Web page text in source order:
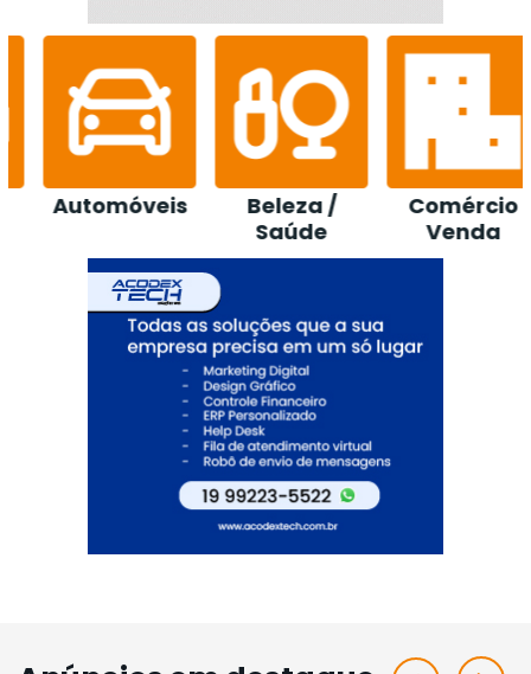
Beleza /
Comércio
Venda
Construção /
Loja